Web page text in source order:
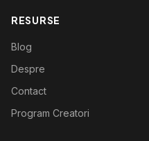
RESURSE
Blog
Despre
Contact
Program Creatori